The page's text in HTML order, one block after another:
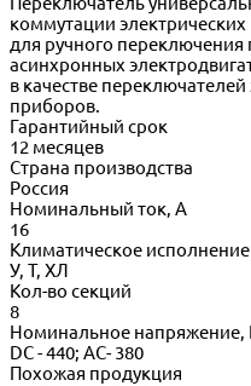
коммутации
для ручного
асинхронных
в качестве
приборов.
Гарантийный срок
12 месяцев
Страна производства
Россия
Номинальный ток, А
16
Климатическое исполнение
У, Т, ХЛ
Кол-во секций
8
Номинальное напряжение,
DC - 440; AC- 380
Похожая продукция